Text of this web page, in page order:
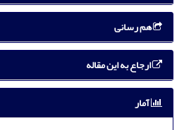
هم رسانی
ارجاع به این مقاله
آمار